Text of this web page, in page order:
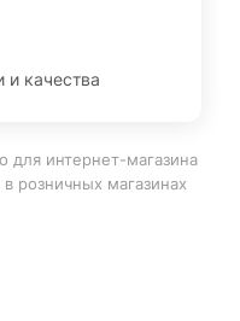
и качества
для интернет-магазина
розничных магазинах